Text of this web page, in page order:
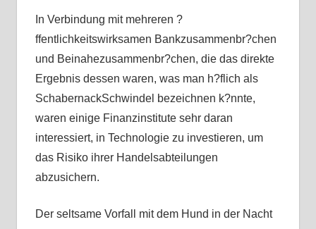
In Verbindung mit mehreren ?
ffentlichkeitswirksamen Bankzusammenbr?chen
und Beinahezusammenbr?chen, die das direkte
Ergebnis dessen waren, was man h?flich als
SchabernackSchwindel bezeichnen k?nnte,
waren einige Finanzinstitute sehr daran
interessiert, in Technologie zu investieren, um
das Risiko ihrer Handelsabteilungen
abzusichern.
Der seltsame Vorfall mit dem Hund in der Nacht